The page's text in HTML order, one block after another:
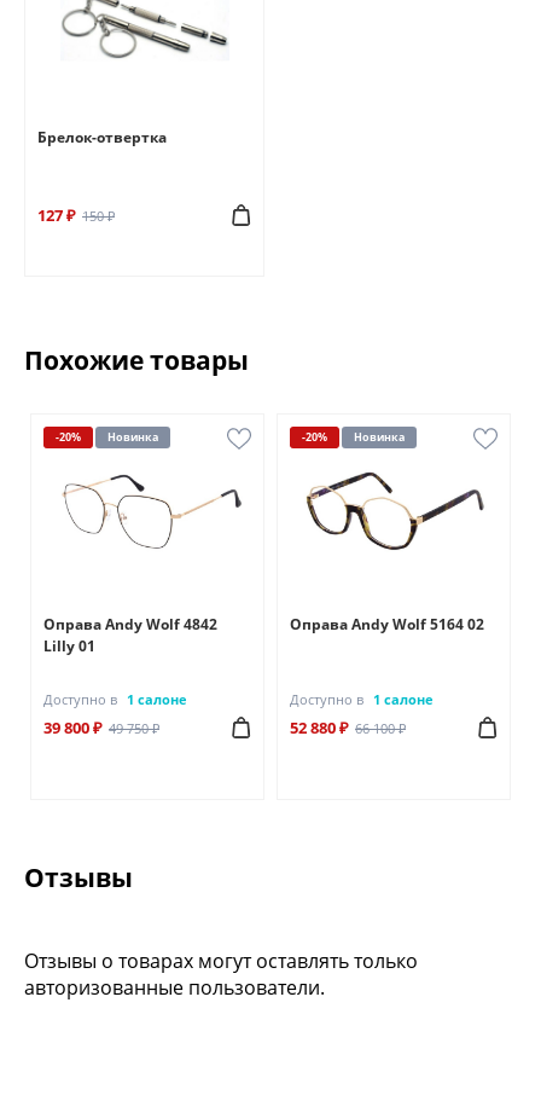
Брелок-отвертка
127 ₽ 150 ₽
Похожие товары
-20% Новинка
Оправа Andy Wolf 4842
Lilly 01
Доступно в 1 салоне
39 800 ₽ 49 750 ₽
-20% Новинка
Оправа Andy Wolf 5164 02
Доступно в 1 салоне
52 880 ₽ 66 100 ₽
Отзывы
Отзывы о товарах могут оставлять только
авторизованные пользователи.